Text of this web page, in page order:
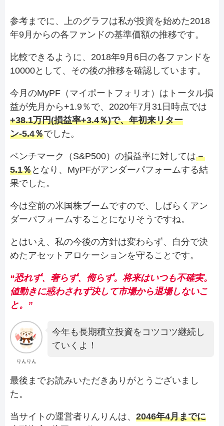
参考までに、上のグラフは私が投資を始めた2018
年9月からの各ファンドの基準価額の推移です。
比較できるように、2018年9月6日の各ファンドを
10000として、その後の推移を確認しています。
今月のMyPF（マイポートフォリオ）はトータル損
益が先月から+1.9％で、2020年7月31日時点では
+38.1万円(損益率+3.4％)で、年初来リター
ン-5.4％でした。
ベンチマーク（S&P500）の損益率に対しては－
5.1％となり、MyPFがアンダーパフォームする結
果でした。
今は空前の米国株ブームですので、しばらくアン
ダーパフォームすることになりそうですね。
とはいえ、私の今後の方針は変わらず、自分で決
めたアセットアロケーションを守ることです。
“恐れず、奢らず、侮らず。将来はいつも不確実。
値動きに惑わされず決して市場から退場しないこ
と。”
りんりん
今年も長期積立投資をコツコツ継続し
ていくよ！
最後までお読みいただきありがとうございまし
た。
当サイトの運営者りんりんは、 2046年4月までに